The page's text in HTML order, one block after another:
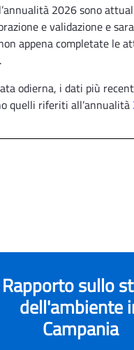
2026 sono
e validazione e
appena completate le
odierna, i dati più
quelli riferiti all’annualità
Rapporto sullo
dell'ambiente
Campania